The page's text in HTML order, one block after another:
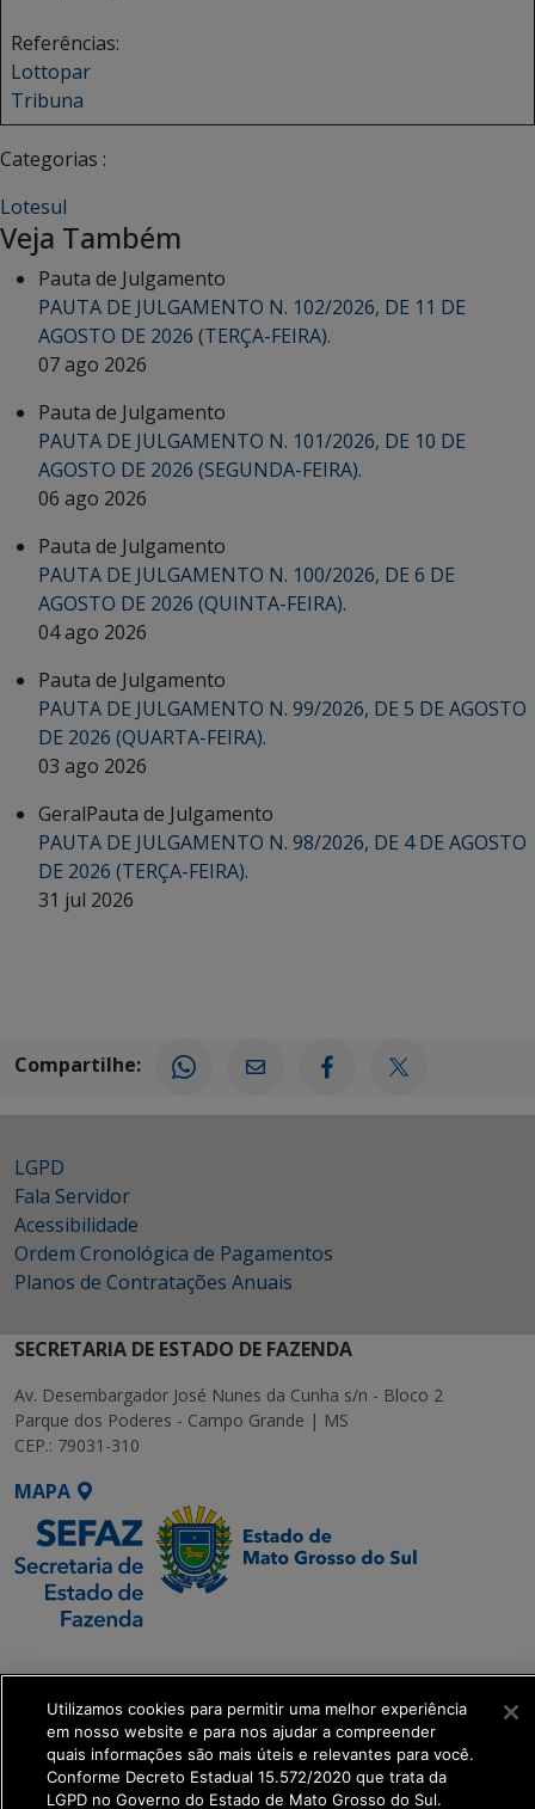
Referências:
Lottopar
Tribuna
Categorias :
Lotesul
Veja Também
Pauta de Julgamento
PAUTA DE JULGAMENTO N. 102/2026, DE 11 DE
AGOSTO DE 2026 (TERÇA-FEIRA).
07 ago 2026
Pauta de Julgamento
PAUTA DE JULGAMENTO N. 101/2026, DE 10 DE
AGOSTO DE 2026 (SEGUNDA-FEIRA).
06 ago 2026
Pauta de Julgamento
PAUTA DE JULGAMENTO N. 100/2026, DE 6 DE
AGOSTO DE 2026 (QUINTA-FEIRA).
04 ago 2026
Pauta de Julgamento
PAUTA DE JULGAMENTO N. 99/2026, DE 5 DE AGOSTO
DE 2026 (QUARTA-FEIRA).
03 ago 2026
GeralPauta de Julgamento
PAUTA DE JULGAMENTO N. 98/2026, DE 4 DE AGOSTO
DE 2026 (TERÇA-FEIRA).
31 jul 2026
Compartilhe:
LGPD
Fala Servidor
Acessibilidade
Ordem Cronológica de Pagamentos
Planos de Contratações Anuais
SECRETARIA DE ESTADO DE FAZENDA
Av. Desembargador José Nunes da Cunha s/n - Bloco 2
Parque dos Poderes - Campo Grande | MS
CEP.: 79031-310
MAPA
Executiva de
Transformação Digital
get_footer();
Utilizamos cookies para permitir uma melhor experiência
em nosso website e para nos ajudar a compreender
quais informações são mais úteis e relevantes para você.
Conforme Decreto Estadual 15.572/2020 que trata da
LGPD no Governo do Estado de Mato Grosso do Sul.